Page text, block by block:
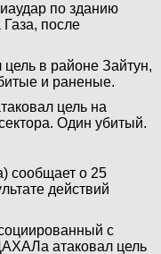
по зданию
после
в районе Зайтун,
и раненые.
цель на
Один убитый.
сообщает о 25
действий
с
атаковал цель